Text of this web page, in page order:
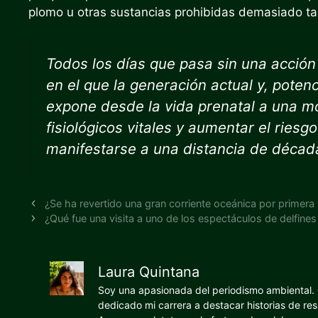
plomo u otras sustancias prohibidas demasiado
Todos los días que pasa sin una
en el que la generación actual y,
expone desde la vida prenatal a una
fisiológicos vitales y aumentar el
manifestarse a una distancia de
¿Se ha revertido una gran corriente oceánica por
¿Qué fue una visita a uno de los espectáculos de
Laura Quintana
Soy una apasionada del periodismo
dedicado mi carrera a destacar historias de